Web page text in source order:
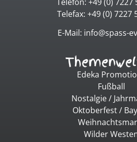
Telefax: +49 (0) 7227
E-Mail: info@spass-
Edeka
Fußball
Nostalgie /
Oktoberfest /
Wilder